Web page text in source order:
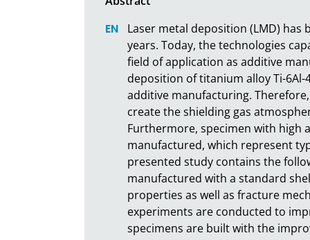
Laser metal deposition (LMD)
years. Today, the technologies
field of application as additive
deposition of titanium alloy Ti-
additive manufacturing.
create the shielding gas
Furthermore, specimen with high
manufactured, which represent
presented study contains the
manufactured with a standard
properties as well as fracture
experiments are conducted to
specimens are built with the